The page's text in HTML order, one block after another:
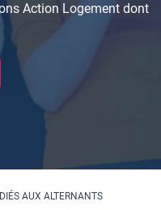
Action Logement dont
AUX ALTERNANTS